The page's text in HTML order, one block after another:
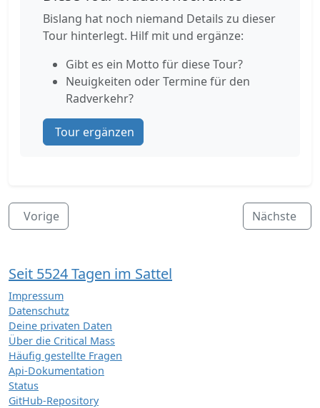
Bislang hat noch niemand Details zu dieser
Tour hinterlegt. Hilf mit und ergänze:
Gibt es ein Motto für diese Tour?
Neuigkeiten oder Termine für den
Radverkehr?
Tour ergänzen
Vorige Nächste
Seit 5524 Tagen im Sattel
Impressum
Datenschutz
Deine privaten Daten
Über die Critical Mass
Häufig gestellte Fragen
Api-Dokumentation
Status
GitHub-Repository